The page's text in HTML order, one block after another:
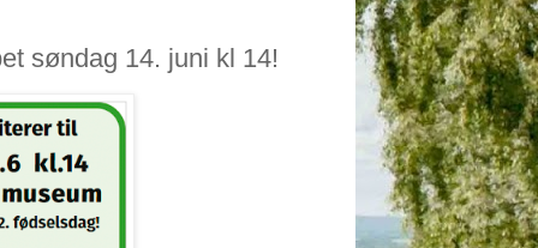
søndag 14. juni kl 14!